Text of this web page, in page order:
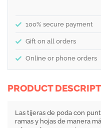
100% secure payment
Gift on all orders
Online or phone orders
PRODUCT
Las tijeras de poda con
ramas y hojas de manera